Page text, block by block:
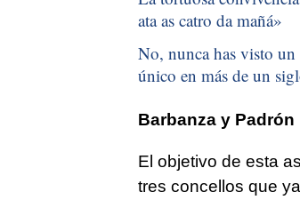
ata as catro da mañá»
No, nunca has visto un
único en más de un
Barbanza y Padrón
El objetivo de esta
tres concellos que